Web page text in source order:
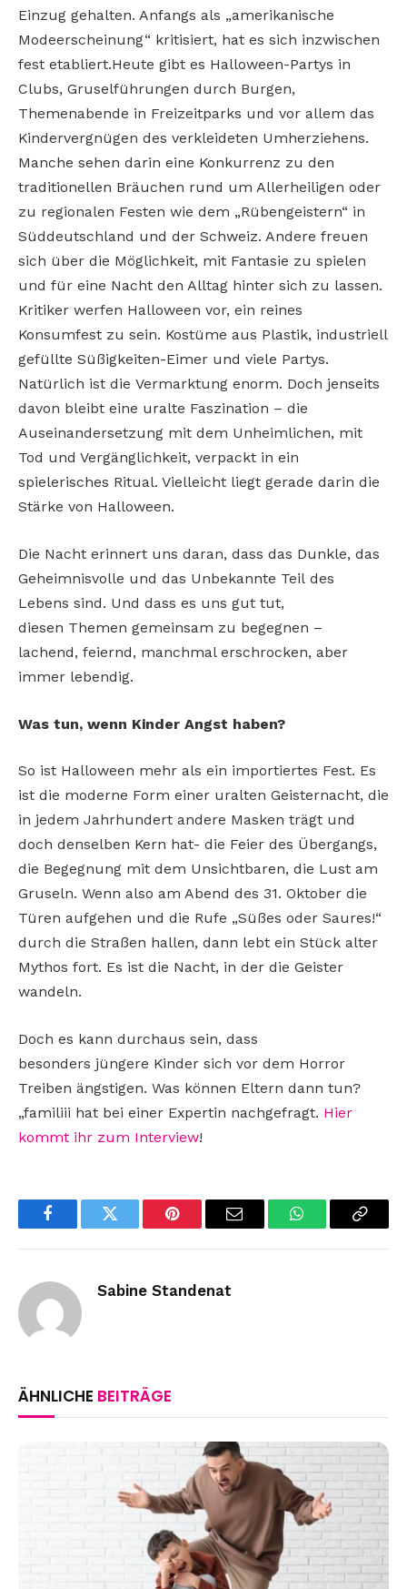
Einzug gehalten. Anfangs als „amerikanische
Modeerscheinung“ kritisiert, hat es sich inzwischen
fest etabliert.Heute gibt es Halloween-Partys in
Clubs, Gruselführungen durch Burgen,
Themenabende in Freizeitparks und vor allem das
Kindervergnügen des verkleideten Umherziehens.
Manche sehen darin eine Konkurrenz zu den
traditionellen Bräuchen rund um Allerheiligen oder
zu regionalen Festen wie dem „Rübengeistern“ in
Süddeutschland und der Schweiz. Andere freuen
sich über die Möglichkeit, mit Fantasie zu spielen
und für eine Nacht den Alltag hinter sich zu lassen.
Kritiker werfen Halloween vor, ein reines
Konsumfest zu sein. Kostüme aus Plastik, industriell
gefüllte Süßigkeiten-Eimer und viele Partys.
Natürlich ist die Vermarktung enorm. Doch jenseits
davon bleibt eine uralte Faszination – die
Auseinandersetzung mit dem Unheimlichen, mit
Tod und Vergänglichkeit, verpackt in ein
spielerisches Ritual. Vielleicht liegt gerade darin die
Stärke von Halloween.
Die Nacht erinnert uns daran, dass das Dunkle, das
Geheimnisvolle und das Unbekannte Teil des
Lebens sind. Und dass es uns gut tut,
diesen Themen gemeinsam zu begegnen –
lachend, feiernd, manchmal erschrocken, aber
immer lebendig.
Was tun, wenn Kinder Angst haben?
So ist Halloween mehr als ein importiertes Fest. Es
ist die moderne Form einer uralten Geisternacht, die
in jedem Jahrhundert andere Masken trägt und
doch denselben Kern hat- die Feier des Übergangs,
die Begegnung mit dem Unsichtbaren, die Lust am
Gruseln. Wenn also am Abend des 31. Oktober die
Türen aufgehen und die Rufe „Süßes oder Saures!“
durch die Straßen hallen, dann lebt ein Stück alter
Mythos fort. Es ist die Nacht, in der die Geister
wandeln.
Doch es kann durchaus sein, dass
besonders jüngere Kinder sich vor dem Horror
Treiben ängstigen. Was können Eltern dann tun?
„familiii hat bei einer Expertin nachgefragt. Hier
kommt ihr zum Interview!
FacebookTwitter Pinterest Email WhatsAppCopy
Sabine Standenat
ÄHNLICHE BEITRÄGE